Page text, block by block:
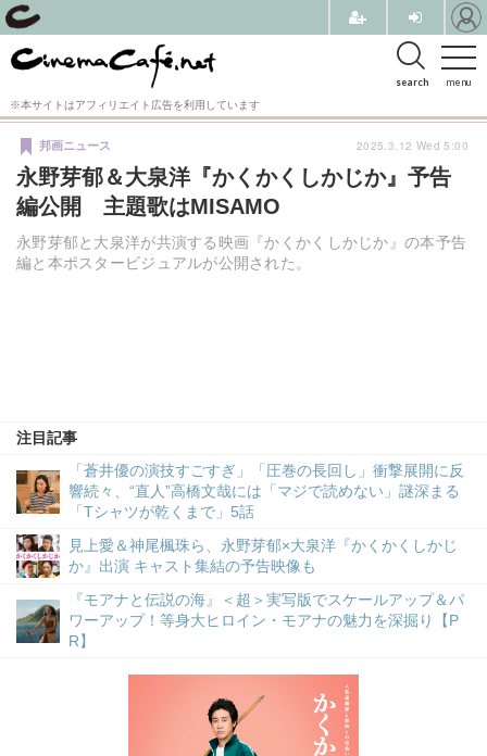
menu
search
※本サイトはアフィリエイト広告を利用しています
永野芽郁＆大泉洋『かくかくしかじか』予告
編公開 主題歌はMISAMO
永野芽郁と大泉洋が共演する映画『かくかくしかじか』の本予告
編と本ポスタービジュアルが公開された。
邦画ニュース
注目記事
「蒼井優の演技すごすぎ」「圧巻の長回し」衝撃展開に反
響続々、“直人”高橋文哉には「マジで読めない」謎深まる
「Tシャツが乾くまで」5話
見上愛＆神尾楓珠ら、永野芽郁×大泉洋『かくかくしかじ
か』出演 キャスト集結の予告映像も
『モアナと伝説の海』＜超＞実写版でスケールアップ＆パ
ワーアップ！等身大ヒロイン・モアナの魅力を深掘り【P
R】
2025.3.12 Wed 5:00